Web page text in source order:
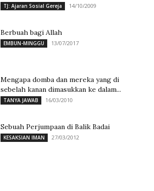
TJ: Ajaran Sosial Gereja 14/10/2009
Berbuah bagi Allah
EMBUN-MINGGU 13/07/2017
Mengapa domba dan mereka yang di
sebelah kanan dimasukkan ke dalam...
TANYA JAWAB 16/03/2010
Sebuah Perjumpaan di Balik Badai
KESAKSIAN IMAN 27/03/2012